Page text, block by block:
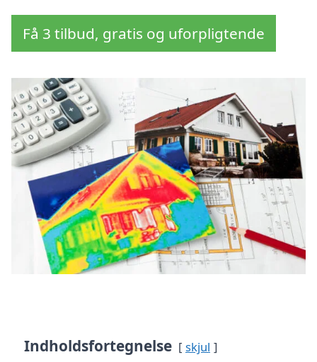
Få 3 tilbud, gratis og uforpligtende
Indholdsfortegnelse skjul